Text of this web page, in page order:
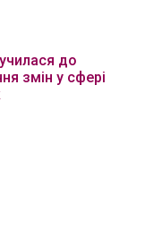
до
змін у сфері